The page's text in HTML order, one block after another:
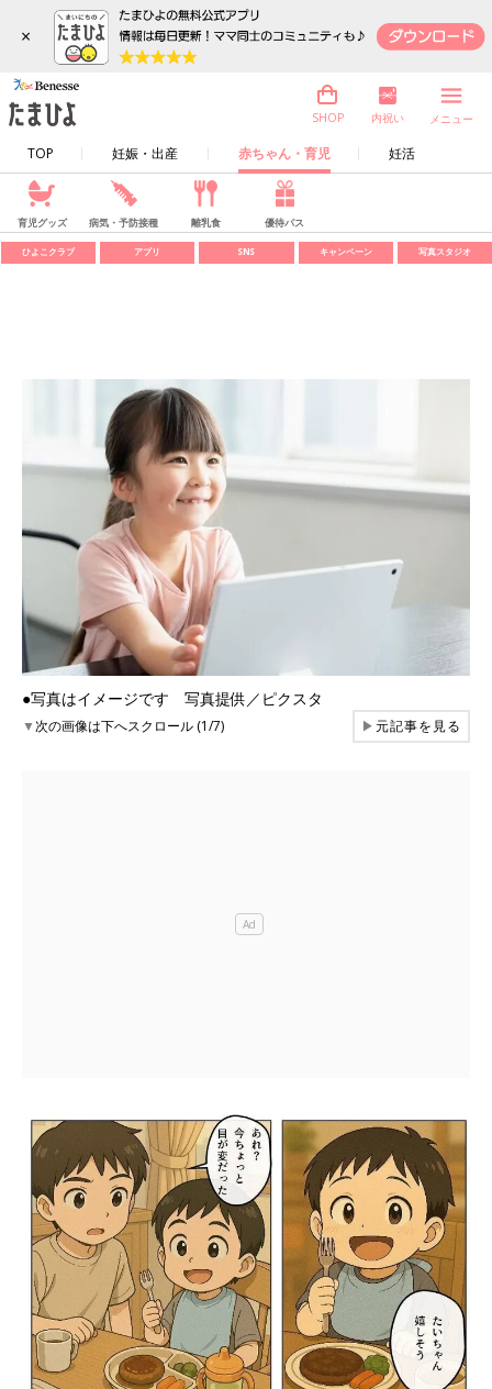
×
TOP 妊娠・出産 赤ちゃん・育児 妊活
SHOP 内祝い メニュー
育児グッズ 病気・予防接種 離乳食 優待パス
ひよこクラブ アプリ SNS キャンペーン 写真スタジオ
●写真はイメージです 写真提供／ピクスタ
▼次の画像は下へスクロール (1/7) ▶元記事を見る